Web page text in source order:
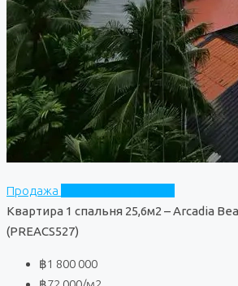
Продажа
Квартира 1 спальня 25,6м2 – Arcadia
(PREACS527)
฿1 800 000